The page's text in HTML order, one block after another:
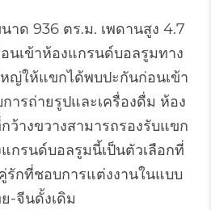
าด 936 ตร.ม. เพดานสูง 4.7
นเข้าห้องแกรนด์บอลรูมทาง
ญ่ให้แขกได้พบปะกันก่อนเข้า
ารถ่ายรูปและเครื่องดื่ม ห้อง
างขวางสามารถรองรับแขก
กรนด์บอลรูมนี้เป็นตัวเลือกที่
กที่ชอบการแต่งงานในแบบ
-จีนดั้งเดิม